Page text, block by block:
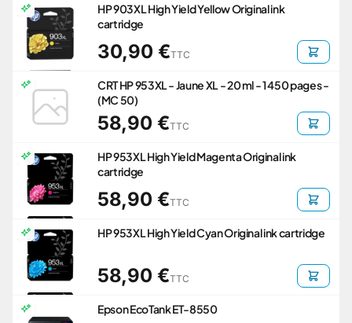
HP 903XL High Yield Yellow Original ink
cartridge
30,90 €TTC
CRT HP 953XL - Jaune XL - 20 ml - 1 450 pages -
(MC 50)
58,90 €TTC
HP 953XL High Yield Magenta Original ink
cartridge
58,90 €TTC
HP 953XL High Yield Cyan Original ink cartridge
58,90 €TTC
Epson EcoTank ET-8550